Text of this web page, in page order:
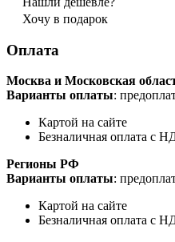
Хочу в подарок
Оплата
Москва и Московская
Варианты оплаты:
Картой на сайте
Безналичная оплата с
Регионы РФ
Варианты оплаты:
Картой на сайте
Безналичная оплата с